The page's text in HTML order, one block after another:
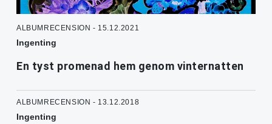
ALBUMRECENSION - 15.12.2021
Ingenting
En tyst promenad hem genom vinternatten
ALBUMRECENSION - 13.12.2018
Ingenting